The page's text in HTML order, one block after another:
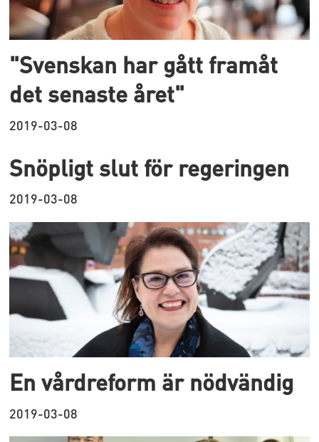
"Svenskan har gått framåt
det senaste året"
2019-03-08
Snöpligt slut för regeringen
2019-03-08
En vårdreform är nödvändig
2019-03-08